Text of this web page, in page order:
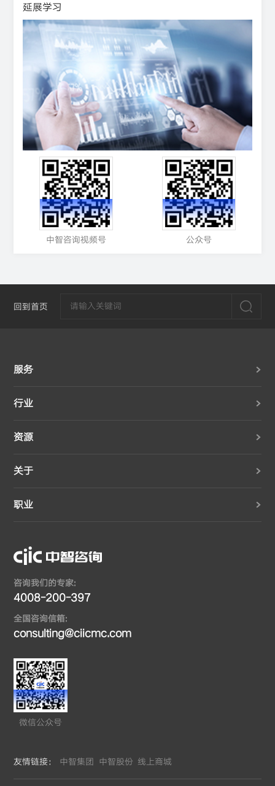
延展学习
中智咨询视频号 公众号
回到首页
服务
行业
资源
关于
职业
咨询我们的专家:
4008-200-397
全国咨询信箱:
consulting@ciicmc.com
微信公众号
友情链接： 中智集团 中智股份 线上商城